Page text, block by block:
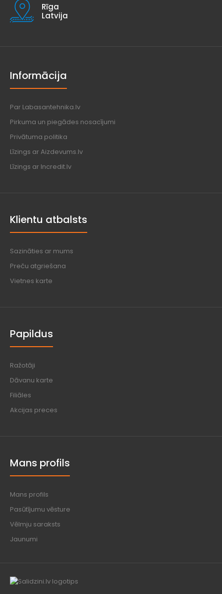
Rīga
Latvija
Informācija
Par Labasantehnika.lv
Pirkuma un piegādes nosacījumi
Privātuma politika
Līzings ar Aizdevums.lv
Līzings ar Incredit.lv
Klientu atbalsts
Sazināties ar mums
Preču atgriešana
Vietnes karte
Papildus
Ražotāji
Dāvanu karte
Filiāles
Akcijas preces
Mans profils
Mans profils
Pasūtījumu vēsture
Vēlmju saraksts
Jaunumi